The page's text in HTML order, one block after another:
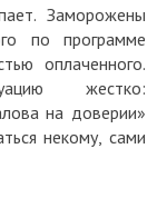
Заморожены
по программе
оплаченного.
жестко:
на доверии»
некому, сами